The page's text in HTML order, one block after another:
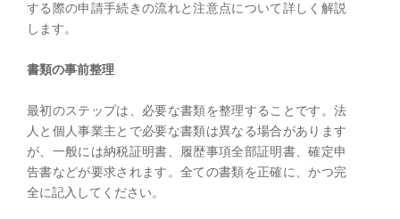
する際の申請手続きの流れと注意点について詳しく解説
します。
書類の事前整理
最初のステップは、必要な書類を整理することです。法
人と個人事業主とで必要な書類は異なる場合があります
が、一般には納税証明書、履歴事項全部証明書、確定申
告書などが要求されます。全ての書類を正確に、かつ完
全に記入してください。